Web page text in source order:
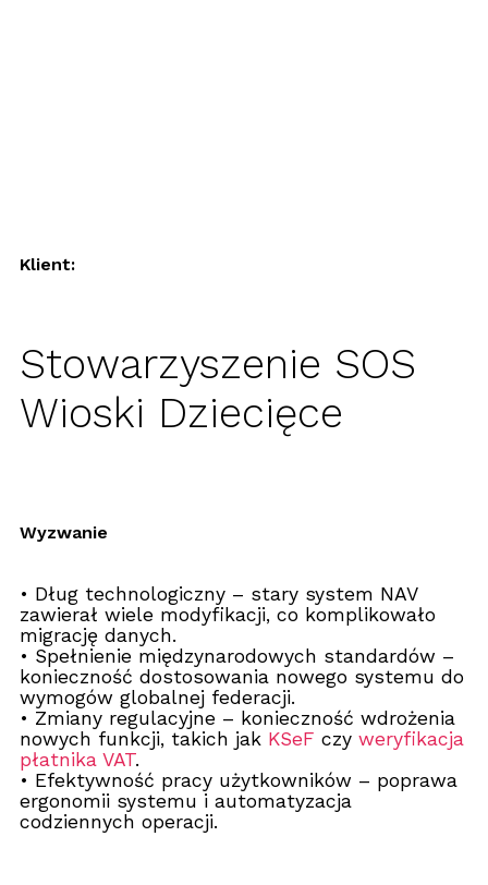
Klient:
Stowarzyszenie SOS
Wioski Dziecięce
Wyzwanie
• Dług technologiczny – stary system NAV
zawierał wiele modyfikacji, co komplikowało
migrację danych.
• Spełnienie międzynarodowych standardów –
konieczność dostosowania nowego systemu do
wymogów globalnej federacji.
• Zmiany regulacyjne – konieczność wdrożenia
nowych funkcji, takich jak KSeF czy weryfikacja
płatnika VAT.
• Efektywność pracy użytkowników – poprawa
ergonomii systemu i automatyzacja
codziennych operacji.